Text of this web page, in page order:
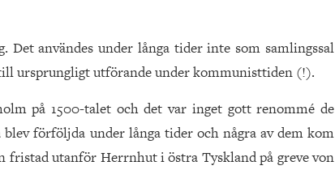
Det användes under långa tider inte som samlingssal
ursprungligt utförande under kommunisttiden (!).
på 1500-talet och det var inget gott renommé de
förföljda under långa tider och några av dem kom
fristad utanför Herrnhut i östra Tyskland på greve von